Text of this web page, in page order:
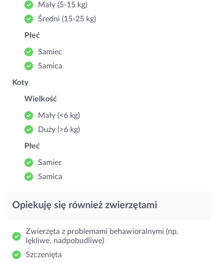
Mały (5‑15 kg)
Średni (15‑25 kg)
Płeć
Samiec
Samica
Koty
Wielkość
Mały (<6 kg)
Duży (>6 kg)
Płeć
Samiec
Samica
Opiekuję się również zwierzętami
Zwierzęta z problemami behawioralnymi (np.
lękliwe, nadpobudliwe)
Szczenięta